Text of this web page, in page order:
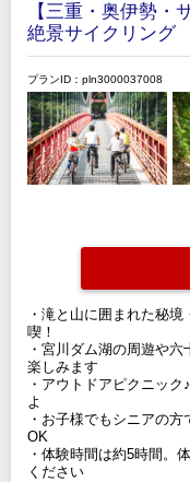
【三重・奥伊勢・
絶景サイクリング
プランID：pln3000037008
・滝と山に囲まれた秘
喫！
・宮川ダム湖の周遊や
楽しみます
・アウトドアピクニッ
よ
・お子様でもシニアの
OK
・体験時間は約5時間。
ください